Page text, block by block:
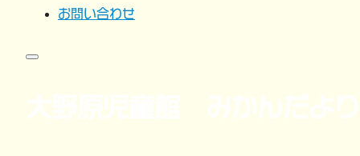
お問い合わせ